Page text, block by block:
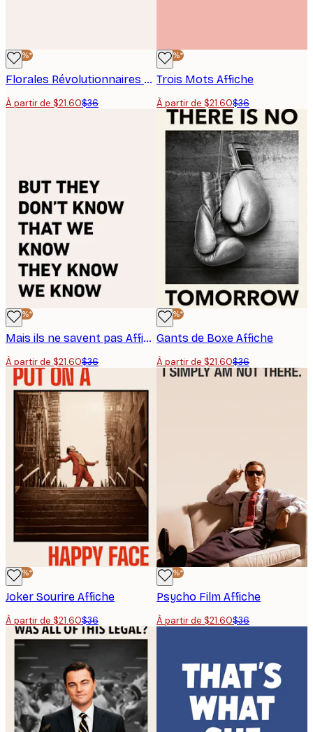
-40%*
Florales Révolutionnaires Affiche
À partir de $21.60$36
-40%*
Trois Mots Affiche
À partir de $21.60$36
-40%*
Mais ils ne savent pas Affiche
À partir de $21.60$36
-40%*
Gants de Boxe Affiche
À partir de $21.60$36
-40%*
Joker Sourire Affiche
À partir de $21.60$36
-40%*
Psycho Film Affiche
À partir de $21.60$36